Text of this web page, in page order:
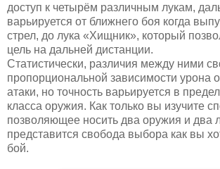
доступ к четырём различным лукам,
варьируется от ближнего боя когда
стрел, до лука «Хищник», который
цель на дальней дистанции.
Статистически, различия между ними
пропорциональной зависимости урона
атаки, но точность варьируется в
класса оружия. Как только вы изучите
позволяющее носить два оружия и два
представится свобода выбора как вы
бой.